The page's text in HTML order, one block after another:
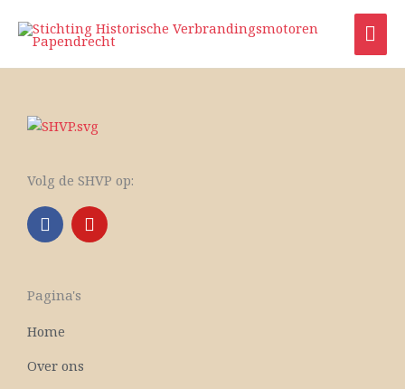
naar
inhoud
Volg de SHVP op:
F
a
c
b
o
k
Y
o
u
Pagina's
Home
Over ons